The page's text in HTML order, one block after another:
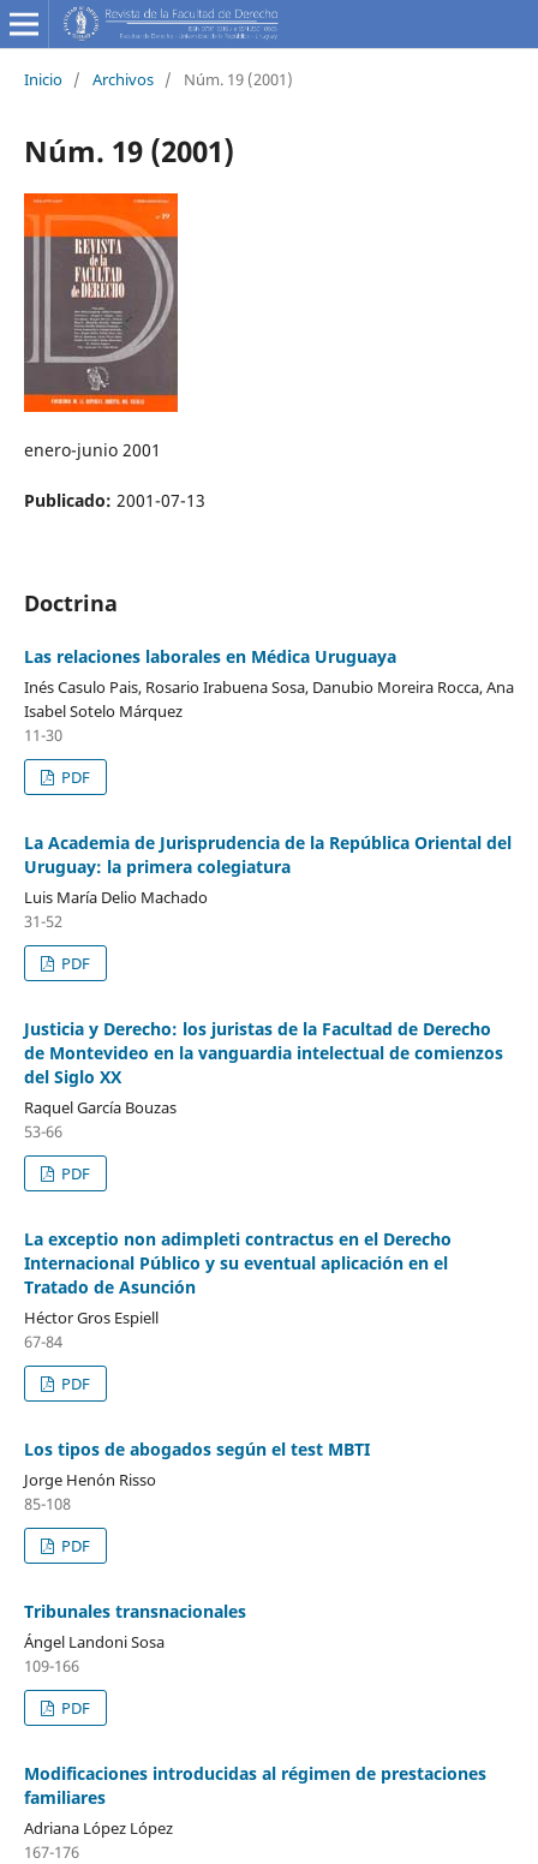
Inicio / Archivos / Núm. 19 (2001)
Núm. 19 (2001)
enero-junio 2001
Publicado: 2001-07-13
Doctrina
Las relaciones laborales en Médica Uruguaya
Inés Casulo Pais, Rosario Irabuena Sosa, Danubio Moreira Rocca, Ana
Isabel Sotelo Márquez
11-30
PDF
La Academia de Jurisprudencia de la República Oriental del
Uruguay: la primera colegiatura
Luis María Delio Machado
31-52
PDF
Justicia y Derecho: los juristas de la Facultad de Derecho
de Montevideo en la vanguardia intelectual de comienzos
del Siglo XX
Raquel García Bouzas
53-66
PDF
La exceptio non adimpleti contractus en el Derecho
Internacional Público y su eventual aplicación en el
Tratado de Asunción
Héctor Gros Espiell
67-84
PDF
Los tipos de abogados según el test MBTI
Jorge Henón Risso
85-108
PDF
Tribunales transnacionales
Ángel Landoni Sosa
109-166
PDF
Modificaciones introducidas al régimen de prestaciones
familiares
Adriana López López
167-176